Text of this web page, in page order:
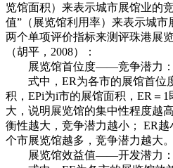
览馆面积）来表示城市展馆业的
值”（展览馆利用率）来表示城
两个单项评价指标来测评珠港展
（胡平，2008）：
展览馆首位度——竞争潜力：
式中，ER为各市的展馆首位
积，EPi为i市的展馆面积，ER＝
大，说明展览馆的集中性程度越
衡性越大，竞争潜力越小； ER
个市展览馆越多，竞争潜力越大。
展览馆效益值——开发潜力：